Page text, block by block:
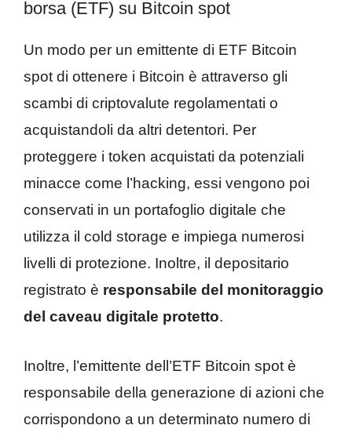
borsa (ETF) su Bitcoin spot
Un modo per un emittente di ETF Bitcoin
spot di ottenere i Bitcoin è attraverso gli
scambi di criptovalute regolamentati o
acquistandoli da altri detentori. Per
proteggere i token acquistati da potenziali
minacce come l’hacking, essi vengono poi
conservati in un portafoglio digitale che
utilizza il cold storage e impiega numerosi
livelli di protezione. Inoltre, il depositario
registrato è responsabile del monitoraggio
del caveau digitale protetto.
Inoltre, l’emittente dell’ETF Bitcoin spot è
responsabile della generazione di azioni che
corrispondono a un determinato numero di